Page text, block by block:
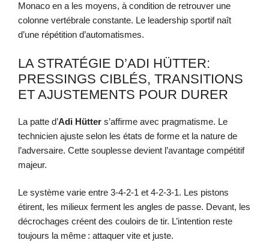
Monaco en a les moyens, à condition de retrouver une
colonne vertébrale constante. Le leadership sportif naît
d’une répétition d’automatismes.
LA STRATÉGIE D’ADI HÜTTER:
PRESSINGS CIBLÉS, TRANSITIONS
ET AJUSTEMENTS POUR DURER
La patte d’Adi Hütter s’affirme avec pragmatisme. Le
technicien ajuste selon les états de forme et la nature de
l’adversaire. Cette souplesse devient l’avantage compétitif
majeur.
Le système varie entre 3-4-2-1 et 4-2-3-1. Les pistons
étirent, les milieux ferment les angles de passe. Devant, les
décrochages créent des couloirs de tir. L’intention reste
toujours la même : attaquer vite et juste.